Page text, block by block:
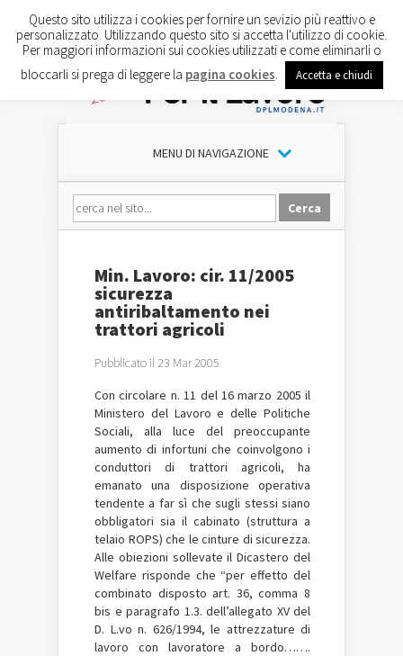
MENU DI NAVIGAZIONE
Min. Lavoro: cir. 11/2005
sicurezza
antiribaltamento nei
trattori agricoli
Pubblicato il 23 Mar 2005
Con circolare n. 11 del 16 marzo 2005 il
Ministero del Lavoro e delle Politiche
Sociali, alla luce del preoccupante
aumento di infortuni che coinvolgono i
conduttori di trattori agricoli, ha
emanato una disposizione operativa
tendente a far sì che sugli stessi siano
obbligatori sia il cabinato (struttura a
telaio ROPS) che le cinture di sicurezza.
Alle obiezioni sollevate il Dicastero del
Welfare risponde che “per effetto del
combinato disposto art. 36, comma 8
bis e paragrafo 1.3. dell’allegato XV del
D. L.vo n. 626/1994, le attrezzature di
lavoro con lavoratore a bordo…….
Questo sito utilizza i cookies per fornire un sevizio più reattivo e
personalizzato. Utilizzando questo sito si accetta l'utilizzo di cookie.
Per maggiori informazioni sui cookies utilizzati e come eliminarli o
bloccarli si prega di leggere la pagina cookies Accetta e chiudi